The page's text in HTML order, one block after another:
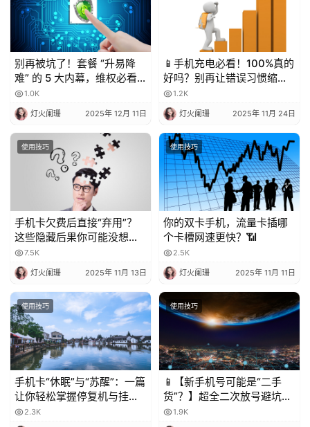
别再被坑了！套餐 “升易降
难” 的 5 大内幕，维权必看
💥1.0K
灯火阑珊 2025年 12月 11日
📱手机充电必看！100%真的
好吗？别再让错误习惯缩短
电池寿命！
1.2K
灯火阑珊 2025年 11月 24日
使用技巧
手机卡欠费后直接“弃用”？
这些隐藏后果你可能没想
到！
7.5K
灯火阑珊 2025年 11月 13日
使用技巧
你的双卡手机，流量卡插哪
个卡槽网速更快？📶
2.5K
灯火阑珊 2025年 11月 11日
使用技巧
手机卡“休眠”与“苏醒”：一篇
让你轻松掌握停复机与挂失
的科普指南
2.3K
使用技巧
📱【新手机号可能是“二手
货”？】超全二次放号避坑指
南，附完美处理攻略！✨
1.9K